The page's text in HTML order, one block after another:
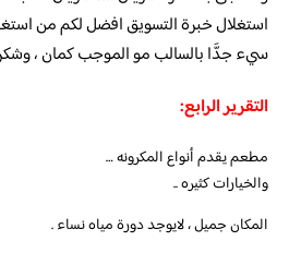
استغلال خبرة التسويق افضل لكم من
سيء جدَّا بالسالب مو الموجب كمان ،
التقرير الرابع:
مطعم يقدم أنواع المكرونه …
والخيارات كثيره ..
المكان جميل ، لايوجد دورة مياه نساء .